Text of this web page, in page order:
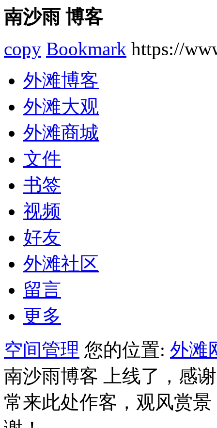
南沙雨 博客
copy Bookmark https://
外滩博客
外滩大观
外滩商城
文件
书签
视频
好友
外滩社区
留言
更多
空间管理 您的位置: 外滩
南沙雨博客 上线了，感
常来此处作客，观风赏